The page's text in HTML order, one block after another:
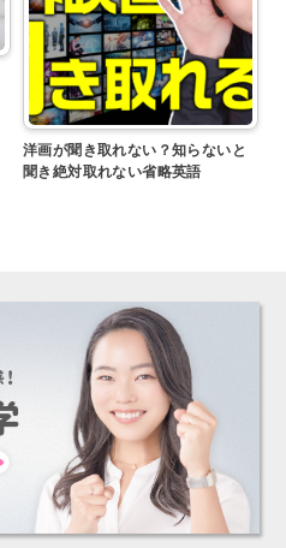
洋画が聞き取れない？知らないと
聞き絶対取れない省略英語